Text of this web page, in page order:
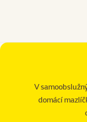
V
domácí